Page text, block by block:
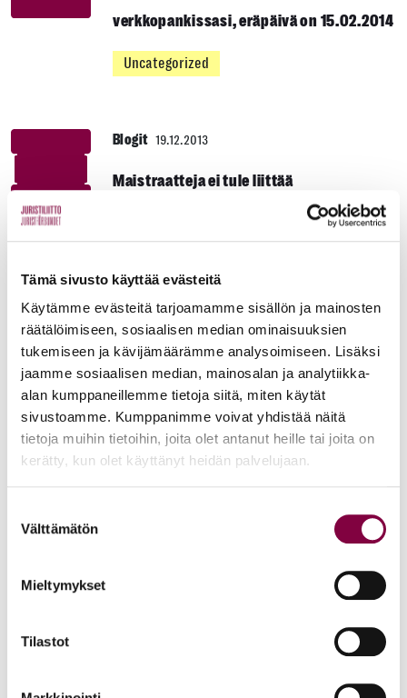
Tämä sivusto käyttää evästeitä
Käytämme evästeitä tarjoamamme sisällön ja mainosten
räätälöimiseen, sosiaalisen median ominaisuuksien
tukemiseen ja kävijämäärämme analysoimiseen. Lisäksi
jaamme sosiaalisen median, mainosalan ja analytiikka-
alan kumppaneillemme tietoja siitä, miten käytät
sivustoamme. Kumppanimme voivat yhdistää näitä
tietoja muihin tietoihin, joita olet antanut heille tai joita on
kerätty, kun olet käyttänyt heidän palvelujaan.
valinta
Välttämätön
Mieltymykset
Tilastot
verkkopankissasi, eräpäivä on 15.02.2014
Uncategorized
Blogit 19.12.2013
Maistraatteja ei tule liittää
Blogit 27.11.2013
Jäsenmaksun lasku voi odottaa
verkkopankissasi
Uncategorized